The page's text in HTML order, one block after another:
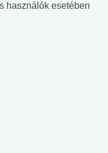
használók esetében